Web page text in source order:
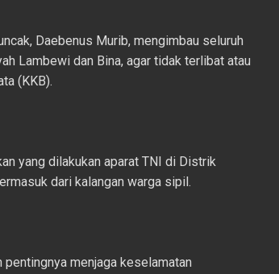
Daebenus Murib, mengimbau seluruh
Lambewi dan Bina, agar tidak terlibat atau
(KKB).
yang dilakukan aparat TNI di Distrik
dari kalangan warga sipil.
menjaga keselamatan